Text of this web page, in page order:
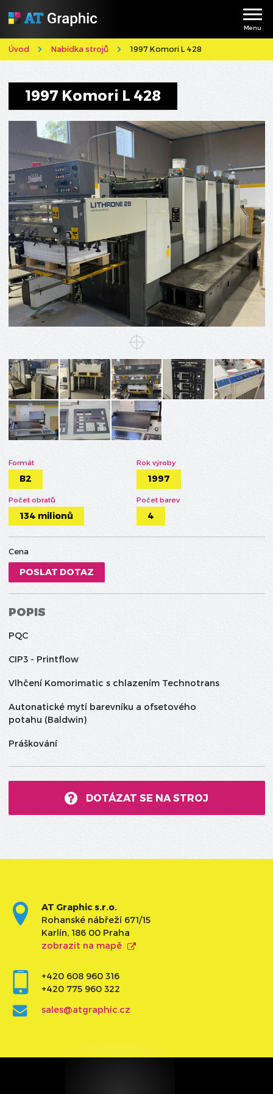
Menu
Úvod Nabídka strojů 1997 Komori L 428
1997 Komori L 428
Formát
B2
Rok výroby
1997
Počet obratů
134 milionů
Počet barev
4
Cena
POSLAT DOTAZ
POPIS
PQC
CIP3 - Printflow
Vlhčení Komorimatic s chlazením Technotrans
Autonatické mytí barevníku a ofsetového
potahu (Baldwin)
Práškování
DOTÁZAT SE NA STROJ
AT Graphic s.r.o.
Rohanské nábřeží 671/15
Karlín, 186 00 Praha
zobrazit na mapě
+420 608 960 316
+420 775 960 322
sales@atgraphic.cz